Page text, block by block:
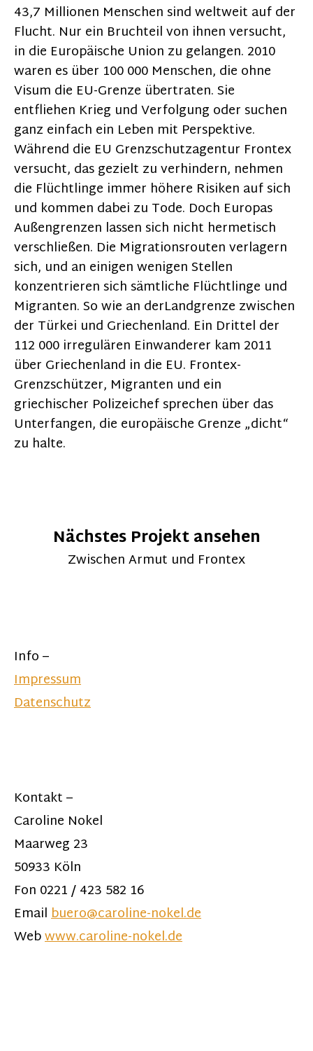
43,7 Millionen Menschen sind weltweit auf der
Flucht. Nur ein Bruchteil von ihnen versucht,
in die Europäische Union zu gelangen. 2010
waren es über 100 000 Menschen, die ohne
Visum die EU-Grenze übertraten. Sie
entfliehen Krieg und Verfolgung oder suchen
ganz einfach ein Leben mit Perspektive.
Während die EU Grenzschutzagentur Frontex
versucht, das gezielt zu verhindern, nehmen
die Flüchtlinge immer höhere Risiken auf sich
und kommen dabei zu Tode. Doch Europas
Außengrenzen lassen sich nicht hermetisch
verschließen. Die Migrationsrouten verlagern
sich, und an einigen wenigen Stellen
konzentrieren sich sämtliche Flüchtlinge und
Migranten. So wie an derLandgrenze zwischen
der Türkei und Griechenland. Ein Drittel der
112 000 irregulären Einwanderer kam 2011
über Griechenland in die EU. Frontex-
Grenzschützer, Migranten und ein
griechischer Polizeichef sprechen über das
Unterfangen, die europäische Grenze „dicht“
zu halte.
Nächstes Projekt ansehen
Zwischen Armut und Frontex
Info –
Impressum
Datenschutz
Kontakt –
Caroline Nokel
Maarweg 23
50933 Köln
Fon 0221 / 423 582 16
Emailbuero@caroline-nokel.de
Webwww.caroline-nokel.de